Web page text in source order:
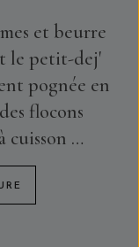
et beurre
le petit-dej'
pognée en
flocons
cuisson …